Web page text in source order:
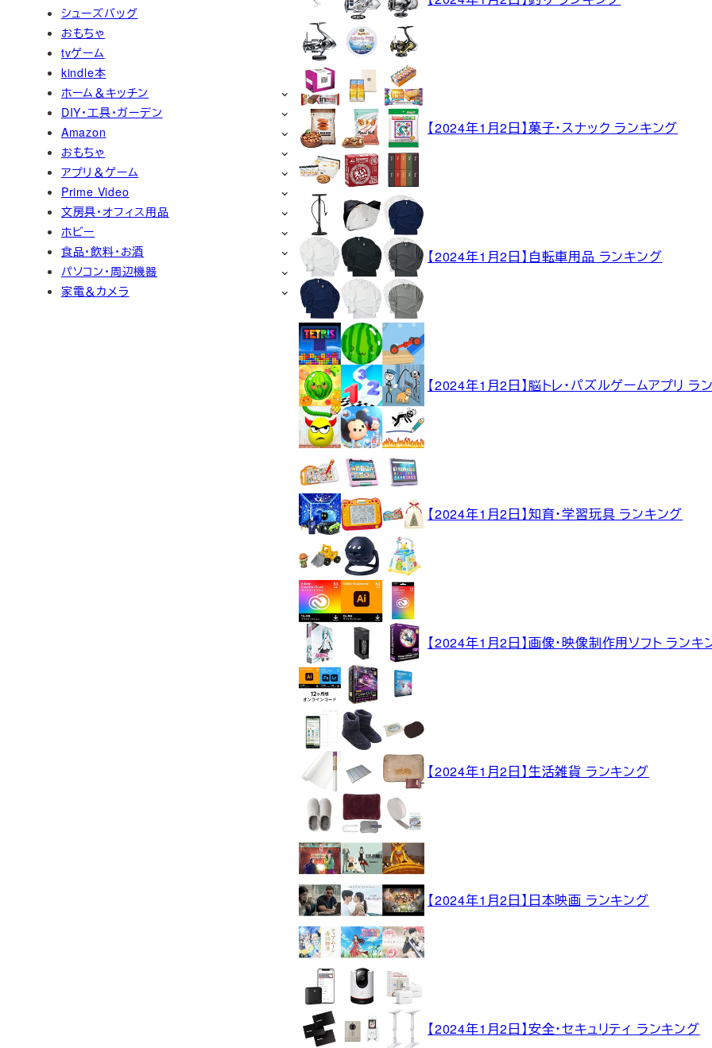
【2024年1月2日】菓子・スナック ランキング
【2024年1月2日】自転車用品 ランキング
【2024年1月2日】脳トレ・パズルゲームアプリ ラ
【2024年1月2日】知育・学習玩具 ランキング
【2024年1月2日】画像・映像制作用ソフト ランキ
【2024年1月2日】生活雑貨 ランキング
【2024年1月2日】日本映画 ランキング
【2024年1月2日】安全・セキュリティ ランキング
シューズバッグ
おもちゃ
tvゲーム
kindle本
ホーム＆キッチン
DIY・工具・ガーデン
Amazon
おもちゃ
アプリ＆ゲーム
Prime Video
文房具・オフィス用品
ホビー
食品・飲料・お酒
パソコン・周辺機器
家電＆カメラ